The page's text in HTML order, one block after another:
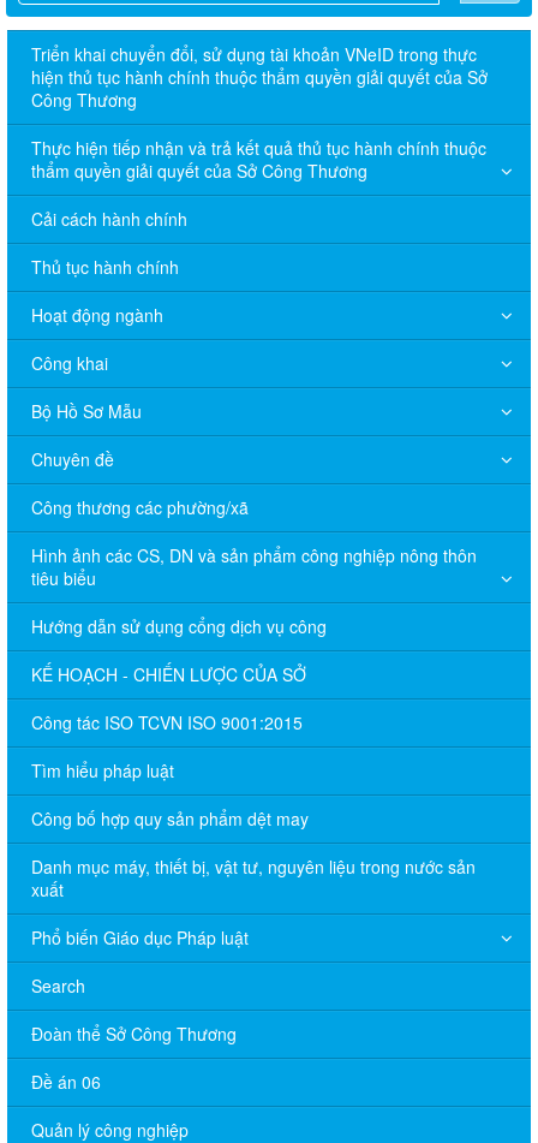
Triển khai chuyển đổi, sử dụng tài khoản VNeID trong thực
hiện thủ tục hành chính thuộc thẩm quyền giải quyết của Sở
Công Thương
Thực hiện tiếp nhận và trả kết quả thủ tục hành chính thuộc
thẩm quyền giải quyết của Sở Công Thương
Cải cách hành chính
Thủ tục hành chính
Hoạt động ngành
Công khai
Bộ Hồ Sơ Mẫu
Chuyên đề
Công thương các phường/xã
Hình ảnh các CS, DN và sản phẩm công nghiệp nông thôn
tiêu biểu
Hướng dẫn sử dụng cổng dịch vụ công
KẾ HOẠCH - CHIẾN LƯỢC CỦA SỞ
Công tác ISO TCVN ISO 9001:2015
Tìm hiểu pháp luật
Công bố hợp quy sản phẩm dệt may
Danh mục máy, thiết bị, vật tư, nguyên liệu trong nước sản
xuất
Phổ biến Giáo dục Pháp luật
Search
Đoàn thể Sở Công Thương
Đề án 06
Quản lý công nghiệp